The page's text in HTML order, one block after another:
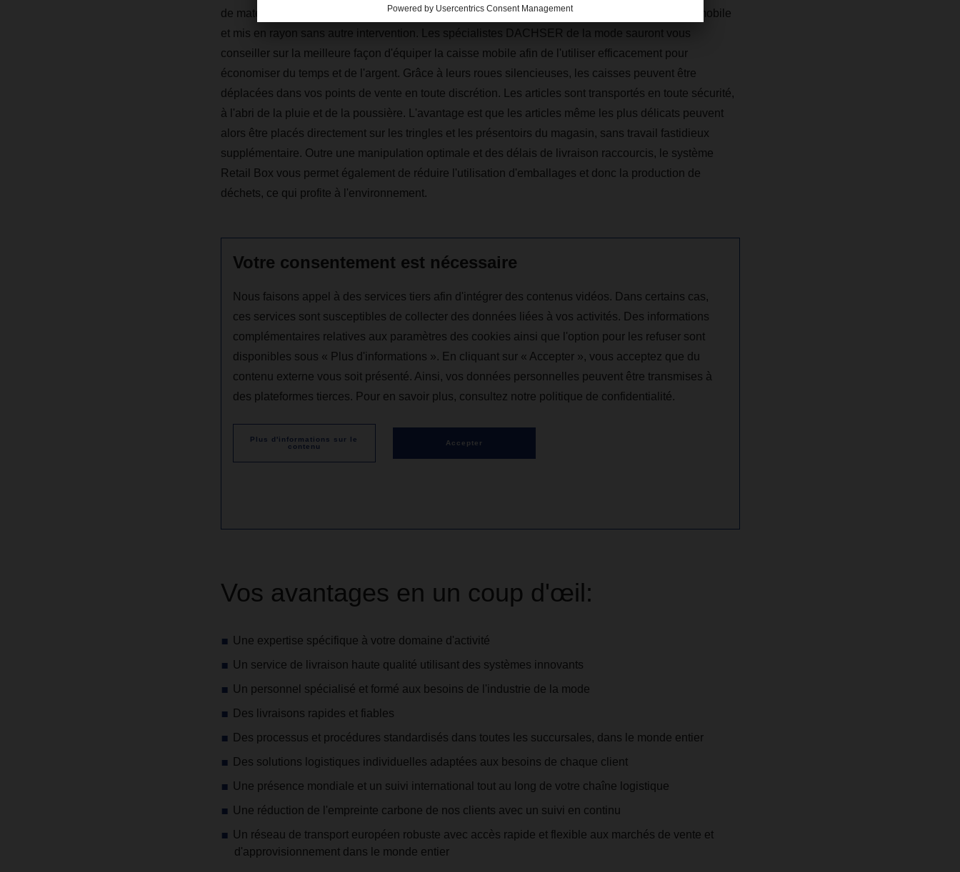
de matériau d'emballage supplémentaire. Les articles peuvent ensuite être retirés de la caisse mobile
et mis en rayon sans autre intervention. Les spécialistes DACHSER de la mode sauront vous
conseiller sur la meilleure façon d'équiper la caisse mobile afin de l'utiliser efficacement pour
économiser du temps et de l'argent. Grâce à leurs roues silencieuses, les caisses peuvent être
déplacées dans vos points de vente en toute discrétion. Les articles sont transportés en toute sécurité,
à l'abri de la pluie et de la poussière. L'avantage est que les articles même les plus délicats peuvent
alors être placés directement sur les tringles et les présentoirs du magasin, sans travail fastidieux
supplémentaire. Outre une manipulation optimale et des délais de livraison raccourcis, le système
Retail Box vous permet également de réduire l'utilisation d'emballages et donc la production de
déchets, ce qui profite à l'environnement.
Votre consentement est nécessaire
Nous faisons appel à des services tiers afin d'intégrer des contenus vidéos. Dans certains cas,
ces services sont susceptibles de collecter des données liées à vos activités. Des informations
complémentaires relatives aux paramètres des cookies ainsi que l'option pour les refuser sont
disponibles sous « Plus d'informations ». En cliquant sur « Accepter », vous acceptez que du
contenu externe vous soit présenté. Ainsi, vos données personnelles peuvent être transmises à
des plateformes tierces. Pour en savoir plus, consultez notre politique de confidentialité.
Plus d'informations sur le
contenu
Accepter
Vos avantages en un coup d'œil:
Une expertise spécifique à votre domaine d'activité
Un service de livraison haute qualité utilisant des systèmes innovants
Un personnel spécialisé et formé aux besoins de l'industrie de la mode
Des livraisons rapides et fiables
Des processus et procédures standardisés dans toutes les succursales, dans le monde entier
Des solutions logistiques individuelles adaptées aux besoins de chaque client
Une présence mondiale et un suivi international tout au long de votre chaîne logistique
Une réduction de l'empreinte carbone de nos clients avec un suivi en continu
Un réseau de transport européen robuste avec accès rapide et flexible aux marchés de vente et
d'approvisionnement dans le monde entier